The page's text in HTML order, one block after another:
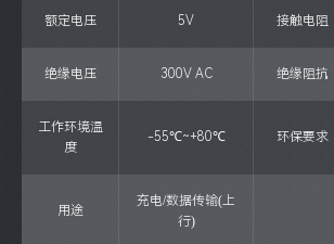
额定电压 5V 接触电阻
绝缘电压 300V AC 绝缘阻抗
工作环境温
度
-55℃~+80℃ 环保要求
用途
充电/数据传输(上
行)